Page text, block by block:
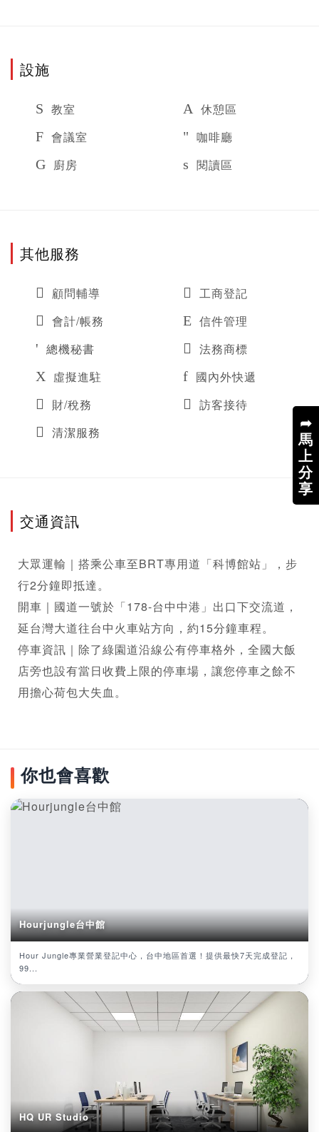
➦
馬
上
分
享
設施
教室
休憩區
會議室
咖啡廳
廚房
閱讀區
其他服務
顧問輔導
工商登記
會計/帳務
信件管理
總機秘書
法務商標
虛擬進駐
國內外快遞
財/稅務
訪客接待
清潔服務
交通資訊
大眾運輸｜搭乘公車至BRT專用道「科博館站」，步
行2分鐘即抵達。
開車｜國道一號於「178-台中中港」出口下交流道，
延台灣大道往台中火車站方向，約15分鐘車程。
停車資訊｜除了綠園道沿線公有停車格外，全國大飯
店旁也設有當日收費上限的停車場，讓您停車之餘不
用擔心荷包大失血。
你也會喜歡
Hourjungle台中館
Hour Jungle專業營業登記中心，台中地區首選！提供最快7天完成登記，
99...
HQ UR Studio